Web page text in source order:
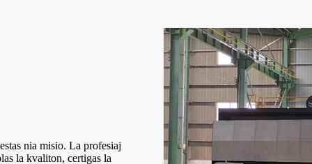
nia misio. La profesiaj
la kvaliton, certigas la